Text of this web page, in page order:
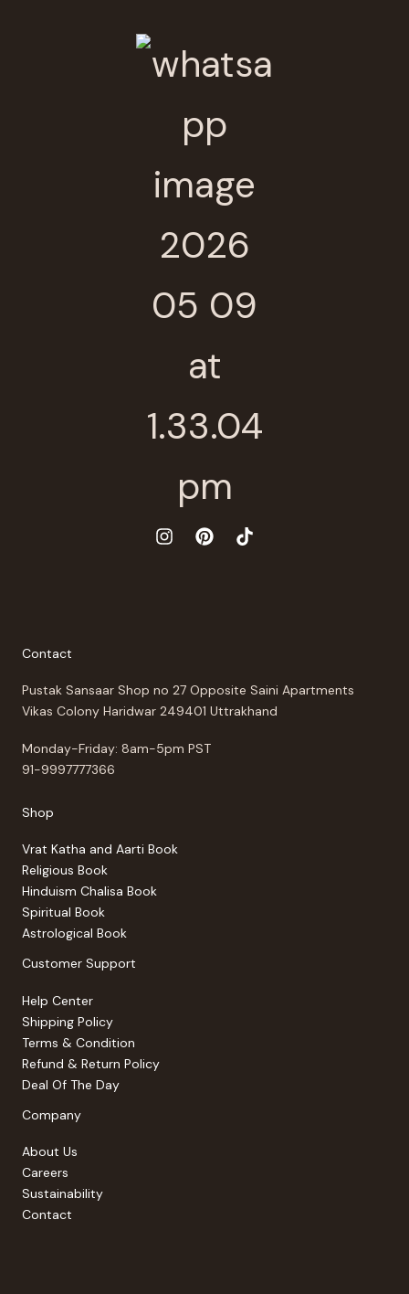
Contact
Pustak Sansaar Shop no 27 Opposite Saini Apartments
Vikas Colony Haridwar 249401 Uttrakhand
Monday-Friday: 8am-5pm PST
91-9997777366
Shop
Vrat Katha and Aarti Book
Religious Book
Hinduism Chalisa Book
Spiritual Book
Astrological Book
Customer Support
Help Center
Shipping Policy
Terms & Condition
Refund & Return Policy
Deal Of The Day
Company
About Us
Careers
Sustainability
Contact
Thanks for your review!
We are processing it and it will appear on the
store soon.